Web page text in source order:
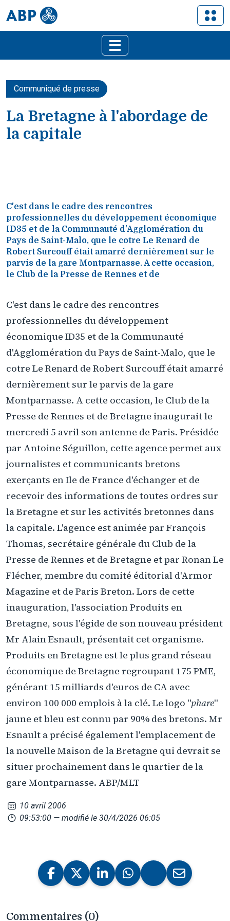
Communiqué de presse
La Bretagne à l'abordage de
la capitale
C'est dans le cadre des rencontres
professionnelles du développement économique
ID35 et de la Communauté d'Agglomération du
Pays de Saint-Malo, que le cotre Le Renard de
Robert Surcouff était amarré dernièrement sur le
parvis de la gare Montparnasse. A cette occasion,
le Club de la Presse de Rennes et de
C'est dans le cadre des rencontres
professionnelles du développement
économique ID35 et de la Communauté
d'Agglomération du Pays de Saint-Malo, que le
cotre Le Renard de Robert Surcouff était amarré
dernièrement sur le parvis de la gare
Montparnasse. A cette occasion, le Club de la
Presse de Rennes et de Bretagne inaugurait le
mercredi 5 avril son antenne de Paris. Présidée
par Antoine Séguillon, cette agence permet aux
journalistes et communicants bretons
exerçants en Ile de France d'échanger et de
recevoir des informations de toutes ordres sur
la Bretagne et sur les activités bretonnes dans
la capitale. L'agence est animée par François
Thomas, secrétaire générale du Club de la
Presse de Rennes et de Bretagne et par Ronan Le
Flécher, membre du comité éditorial d'Armor
Magazine et de Paris Breton. Lors de cette
inauguration, l'association Produits en
Bretagne, sous l'égide de son nouveau président
Mr Alain Esnault, présentait cet organisme.
Produits en Bretagne est le plus grand réseau
économique de Bretagne regroupant 175 PME,
générant 15 milliards d'euros de CA avec
environ 100 000 emplois à la clé. Le logo "phare"
jaune et bleu est connu par 90% des bretons. Mr
Esnault a précisé également l'emplacement de
la nouvelle Maison de la Bretagne qui devrait se
situer prochainement dans le quartier de la
gare Montparnasse. ABP/MLT
10 avril 2006
09:53:00 — modifié le 30/4/2026 06:05
Commentaires (0)